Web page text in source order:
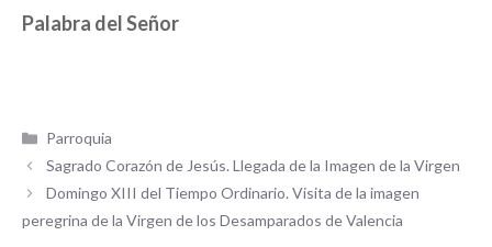
Palabra del Señor
Categorías
Parroquia
Sagrado Corazón de Jesús. Llegada de la Imagen de la Virgen
Domingo XIII del Tiempo Ordinario. Visita de la imagen
peregrina de la Virgen de los Desamparados de Valencia